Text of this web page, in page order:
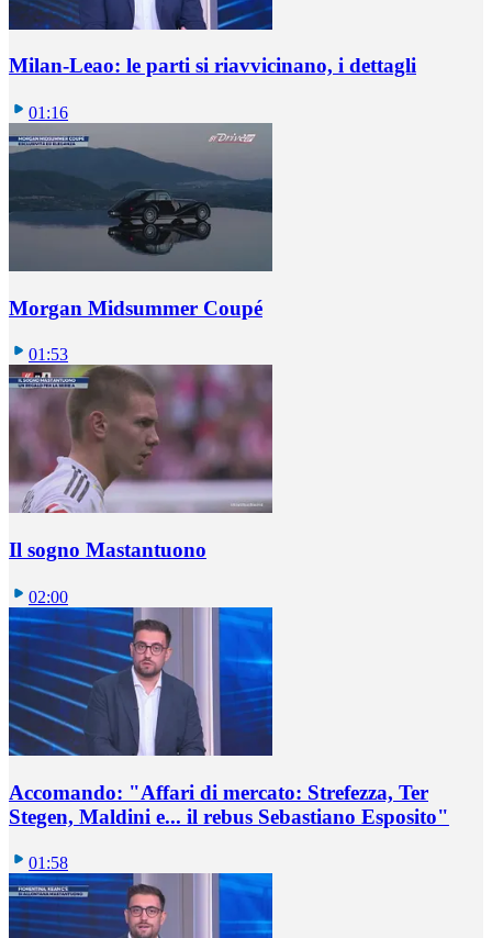
Milan-Leao: le parti si riavvicinano, i dettagli
01:16
Morgan Midsummer Coupé
01:53
Il sogno Mastantuono
02:00
Accomando: "Affari di mercato: Strefezza, Ter
Stegen, Maldini e... il rebus Sebastiano Esposito"
01:58